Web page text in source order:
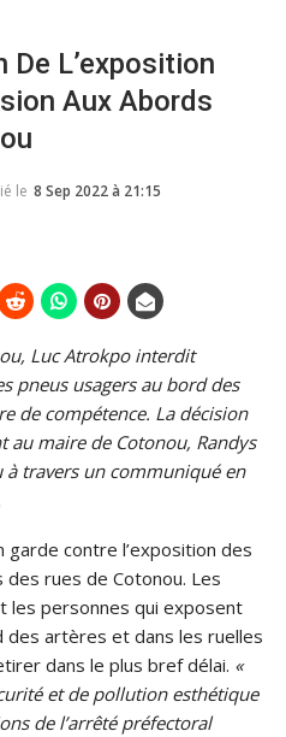
De L’exposition
Aux Abords
le 8 Sep 2022 à 21:15
Luc Atrokpo interdit
pneus usagers au bord des
de compétence. La décision
au maire de Cotonou, Randys
travers un communiqué en
garde contre l’exposition des
des rues de Cotonou. Les
les personnes qui exposent
des artères et dans les ruelles
dans le plus bref délai. «
et de pollution esthétique
de l’arrêté préfectoral